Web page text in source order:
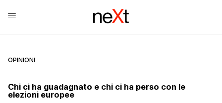
OPINIONI
Chi ci ha guadagnato e chi ci ha perso con le
elezioni europee